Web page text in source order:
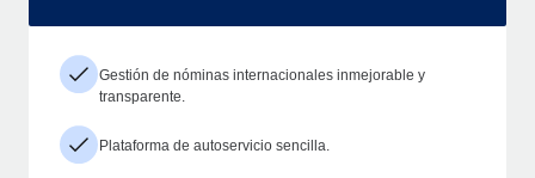
Gestión de nóminas internacionales inmejorable y
transparente.
Plataforma de autoservicio sencilla.